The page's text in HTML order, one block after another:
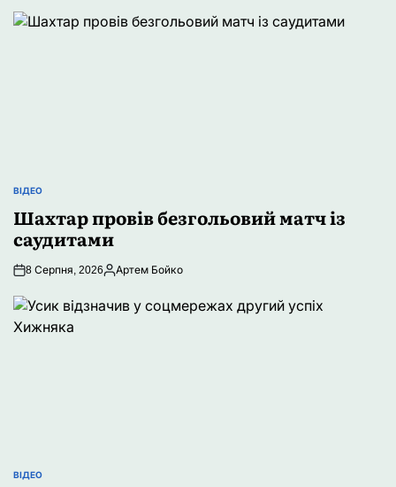
ОПУБЛІКУВАТИ
ВІДЕО
Шахтар провів безгольовий матч із
саудитами
8 Серпня, 2026
Опубліковано
Артем Бойко
ОПУБЛІКУВАТИ
ВІДЕО